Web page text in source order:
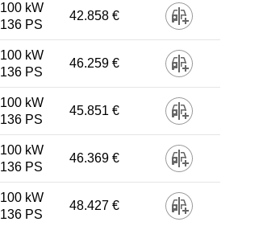
100 kW
136 PS
42.858 €
100 kW
136 PS
46.259 €
100 kW
136 PS
45.851 €
100 kW
136 PS
46.369 €
100 kW
136 PS
48.427 €